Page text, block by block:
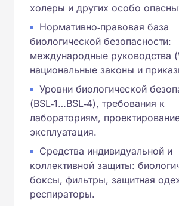
холеры и других особо
Нормативно‑правовая база
биологической безопасности:
международные руководства
национальные законы и
Уровни биологической
(BSL‑1…BSL‑4), требования к
лабораториям,
эксплуатация.
Средства индивидуальной и
коллективной защиты:
боксы, фильтры, защитная
респираторы.